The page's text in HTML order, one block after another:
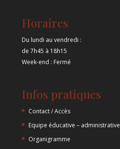
Horaires
Du lundi au vendredi :
de 7h45 à 18h15
Week-end : Fermé
Infos pratiques
Contact / Accès
Equipe éducative – administrative
Organigramme